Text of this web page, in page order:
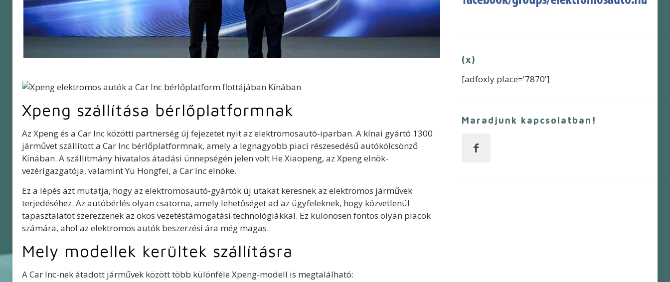
Xpeng szállítása bérlőplatformnak
Az Xpeng és a Car Inc közötti partnerség új fejezetet nyit az elektromosautó-iparban. A kínai gyártó 1300
járművet szállított a Car Inc bérlőplatformnak, amely a legnagyobb piaci részesedésű autókölcsönző
Kínában. A szállítmány hivatalos átadási ünnepségén jelen volt He Xiaopeng, az Xpeng elnök-
vezérigazgatója, valamint Yu Hongfei, a Car Inc elnöke.
Ez a lépés azt mutatja, hogy az elektromosautó-gyártók új utakat keresnek az elektromos járművek
terjedéséhez. Az autóbérlés olyan csatorna, amely lehetőséget ad az ügyfeleknek, hogy közvetlenül
tapasztalatot szerezzenek az okos vezetéstámogatási technológiákkal. Ez különösen fontos olyan piacok
számára, ahol az elektromos autók beszerzési ára még magas.
Mely modellek kerültek szállításra
A Car Inc-nek átadott járművek között több különféle Xpeng-modell is megtalálható:
(x)
[adfoxly place='7870']
Maradjunk kapcsolatban!